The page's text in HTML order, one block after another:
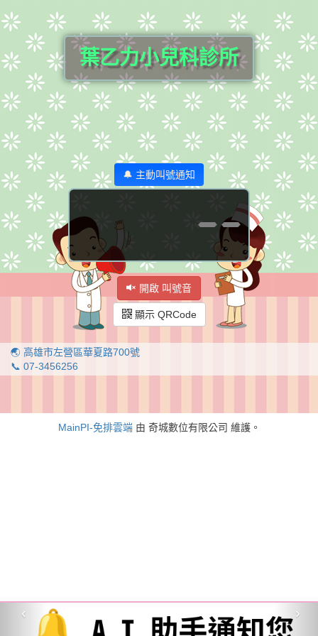
葉乙力小兒科診所
🔔 主動叫號通知
--
開啟 叫號音
顯示 QRCode
🌏 高雄市左營區華夏路700號
📞 07-3456256
‹ ›
MainPI-免排雲端由 奇城數位有限公司 維護。